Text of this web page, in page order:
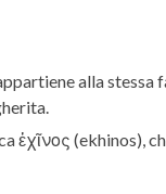
alla
ἐχῖνος (ekhinos),